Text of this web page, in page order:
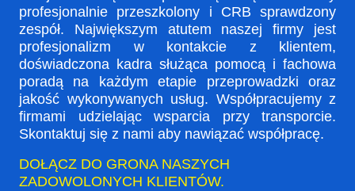
profesjonalnie przeszkolony i CRB sprawdzony
zespół. Największym atutem naszej firmy jest
profesjonalizm w kontakcie z klientem,
doświadczona kadra służąca pomocą i fachowa
poradą na każdym etapie przeprowadzki oraz
jakość wykonywanych usług. Współpracujemy z
firmami udzielając wsparcia przy transporcie.
Skontaktuj się z nami aby nawiązać współpracę.
DOŁĄCZ DO GRONA NASZYCH
ZADOWOLONYCH KLIENTÓW.